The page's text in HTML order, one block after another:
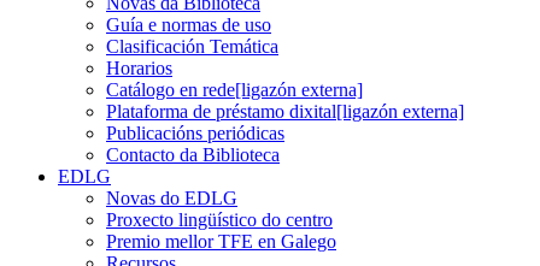
Guía e normas de uso
Clasificación Temática
Horarios
Catálogo en rede[ligazón externa]
Plataforma de préstamo dixital[ligazón externa]
Publicacións periódicas
Contacto da Biblioteca
EDLG
Novas do EDLG
Proxecto lingüístico do centro
Premio mellor TFE en Galego